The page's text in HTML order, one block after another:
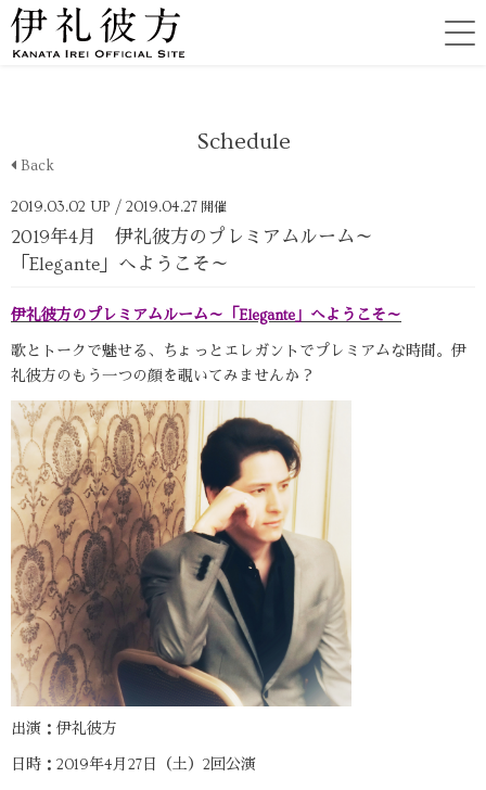
Schedule
Back
2019.03.02 UP / 2019.04.27 開催
2019年4月 伊礼彼方のプレミアムルーム～
「Elegante」へようこそ～
伊礼彼方のプレミアムルーム～「Elegante」へようこそ～
歌とトークで魅せる、ちょっとエレガントでプレミアムな時間。伊
礼彼方のもう一つの顔を覗いてみませんか？
出演：伊礼彼方
日時：2019年4月27日（土）2回公演